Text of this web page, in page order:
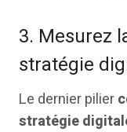
3. Mesurez
stratégie
Le dernier pilier
stratégie